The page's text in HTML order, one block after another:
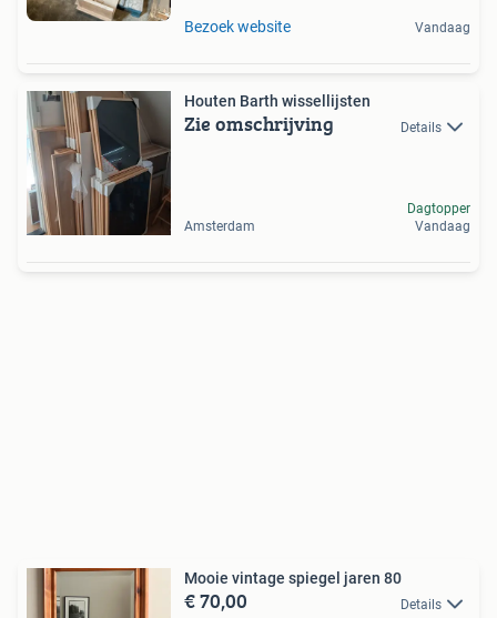
Bezoek website Vandaag
Houten Barth wissellijsten
Zie omschrijving Details
Amsterdam
Dagtopper
Vandaag
Mooie vintage spiegel jaren 80
€ 70,00 Details